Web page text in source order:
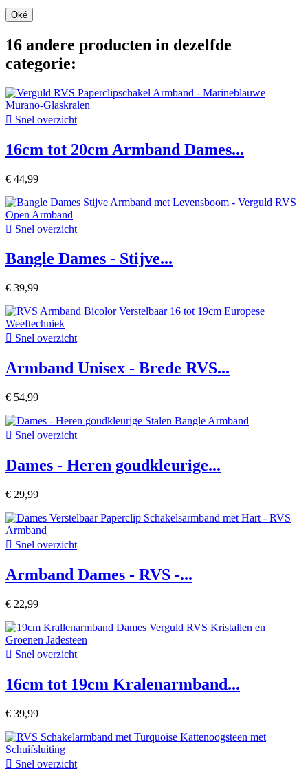
Oké
16 andere producten in dezelfde
categorie:
 Snel overzicht
16cm tot 20cm Armband Dames...
€ 44,99
 Snel overzicht
Bangle Dames - Stijve...
€ 39,99
 Snel overzicht
Armband Unisex - Brede RVS...
€ 54,99
 Snel overzicht
Dames - Heren goudkleurige...
€ 29,99
 Snel overzicht
Armband Dames - RVS -...
€ 22,99
 Snel overzicht
16cm tot 19cm Kralenarmband...
€ 39,99
 Snel overzicht